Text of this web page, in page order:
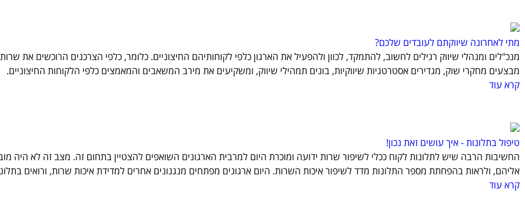
מתי לאחרונה שיווקתם לעובדים שלכם?
מנכ"לים ומנהלי שיווק רגילים לחשוב, להתמקד, לכוון ולהפעיל את הארגון כלפי לקוחותיהם החיצוניים. כלומר, כלפי הצרכנים הרוכשים את
מבצעים מחקרי שוק, מגדירים אסטרטגיות שיווקיות, בונים תמהילי שיווק, ומשקיעים את מירב המשאבים והמאמצים כלפי הלקוחות החיצוניים.
קרא עוד
טיפול בתלונות - איך עושים זאת נכון!
החשיבות הרבה שיש לתלונות לקוח ככלי לשיפור שרות ידועה ומוכרת היום למרבית הארגונים השואפים להצטיין בתחום זה. מצב זה לא היה
אליהם, ולראות בהפחתת מספר התלונות מדד לשיפור איכות השרות. היום ארגונים מפתחים מנגנונים אחרים למדידת איכות שרות, ורואים
קרא עוד